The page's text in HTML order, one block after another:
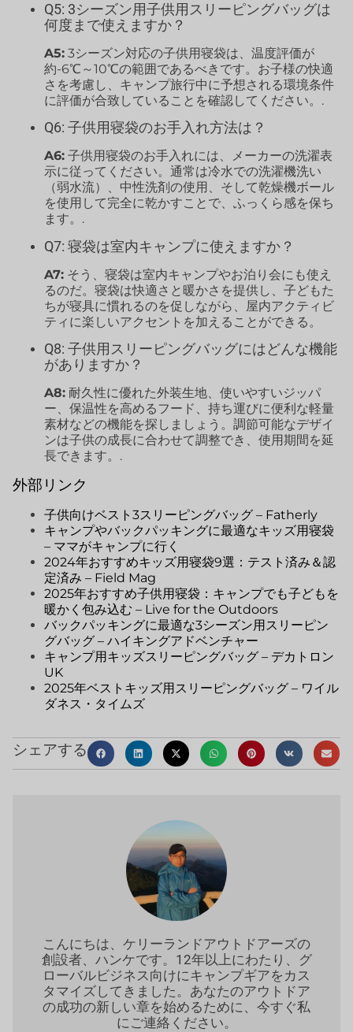
Q5: 3シーズン用子供用スリーピングバッグは
何度まで使えますか？
A5: 3シーズン対応の子供用寝袋は、温度評価が
約-6℃～10℃の範囲であるべきです。お子様の快適
さを考慮し、キャンプ旅行中に予想される環境条件
に評価が合致していることを確認してください。.
Q6: 子供用寝袋のお手入れ方法は？
A6: 子供用寝袋のお手入れには、メーカーの洗濯表
示に従ってください。通常は冷水での洗濯機洗い
（弱水流）、中性洗剤の使用、そして乾燥機ボール
を使用して完全に乾かすことで、ふっくら感を保ち
ます。.
Q7: 寝袋は室内キャンプに使えますか？
A7: そう、寝袋は室内キャンプやお泊り会にも使え
るのだ。寝袋は快適さと暖かさを提供し、子どもた
ちが寝具に慣れるのを促しながら、屋内アクティビ
ティに楽しいアクセントを加えることができる。
Q8: 子供用スリーピングバッグにはどんな機能
がありますか？
A8: 耐久性に優れた外装生地、使いやすいジッパ
ー、保温性を高めるフード、持ち運びに便利な軽量
素材などの機能を探しましょう。調節可能なデザイ
ンは子供の成長に合わせて調整でき、使用期間を延
長できます。.
外部リンク
子供向けベスト3スリーピングバッグ – Fatherly
キャンプやバックパッキングに最適なキッズ用寝袋
– ママがキャンプに行く
2024年おすすめキッズ用寝袋9選：テスト済み＆認
定済み – Field Mag
2025年おすすめ子供用寝袋：キャンプでも子どもを
暖かく包み込む – Live for the Outdoors
バックパッキングに最適な3シーズン用スリーピン
グバッグ – ハイキングアドベンチャー
キャンプ用キッズスリーピングバッグ – デカトロン
UK
2025年ベストキッズ用スリーピングバッグ – ワイル
ダネス・タイムズ
シェアする
こんにちは、ケリーランドアウトドアーズの
創設者、ハンケです。12年以上にわたり、グ
ローバルビジネス向けにキャンプギアをカス
タマイズしてきました。あなたのアウトドア
の成功の新しい章を始めるために、今すぐ私
にご連絡ください。